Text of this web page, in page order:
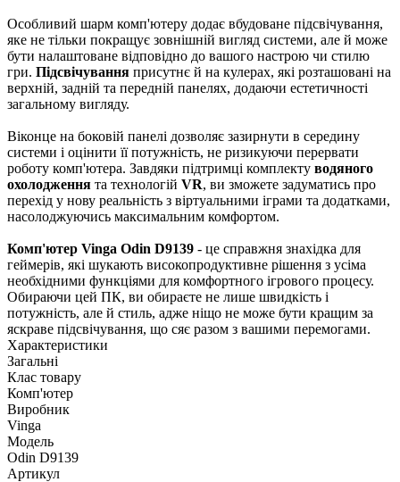
Особливий шарм комп'ютеру додає вбудоване підсвічування,
яке не тільки покращує зовнішній вигляд системи, але й може
бути налаштоване відповідно до вашого настрою чи стилю
гри. Підсвічування присутнє й на кулерах, які розташовані на
верхній, задній та передній панелях, додаючи естетичності
загальному вигляду.
Віконце на боковій панелі дозволяє зазирнути в середину
системи і оцінити її потужність, не ризикуючи перервати
роботу комп'ютера. Завдяки підтримці комплекту водяного
охолодження та технологій VR, ви зможете задуматись про
перехід у нову реальність з віртуальними іграми та додатками,
насолоджуючись максимальним комфортом.
Комп'ютер Vinga Odin D9139 - це справжня знахідка для
геймерів, які шукають високопродуктивне рішення з усіма
необхідними функціями для комфортного ігрового процесу.
Обираючи цей ПК, ви обираєте не лише швидкість і
потужність, але й стиль, адже ніщо не може бути кращим за
яскраве підсвічування, що сяє разом з вашими перемогами.
Характеристики
Загальні
Клас товару
Комп'ютер
Виробник
Vinga
Модель
Odin D9139
Артикул